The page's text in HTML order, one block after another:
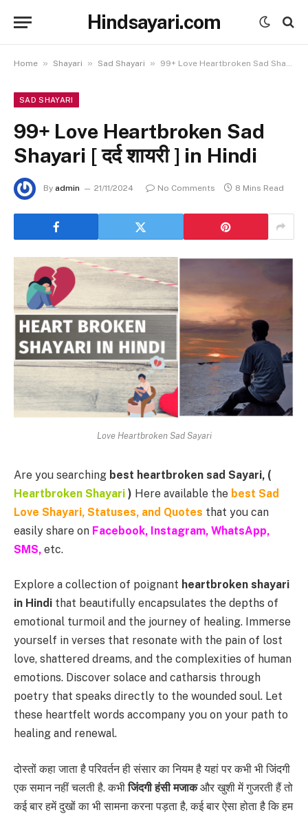
Hindsayari.com
Home » Shayari » Sad Shayari » 99+ Love Heartbroken Sad Shayari [ दर्द शायरी ] in Hindi
SAD SHAYARI
99+ Love Heartbroken Sad
Shayari [ दर्द शायरी ] in Hindi
By admin 21/11/2024 No Comments 8 Mins Read
Love Heartbroken Sad Sayari
Are you searching best heartbroken sad Sayari, (
Heartbroken Shayari ) Here available the best Sad
Love Shayari, Statuses, and Quotes that you can
easily share on Facebook, Instagram, WhatsApp,
SMS, etc.
Explore a collection of poignant heartbroken shayari
in Hindi that beautifully encapsulates the depths of
emotional turmoil and the journey of healing. Immerse
yourself in verses that resonate with the pain of lost
love, shattered dreams, and the complexities of human
emotions. Discover solace and catharsis through
poetry that speaks directly to the wounded soul. Let
these heartfelt words accompany you on your path to
healing and renewal.
दोस्तों कहा जाता है परिवर्तन ही संसार का नियम है यहां पर कभी भी जिंदगी
एक समान नहीं चलती है. कभीजिंदगी हंसी मजाकऔर खुशी में गुजरती हैं तो
कई बार हमें दुखों का भी सामना करना पड़ता है, कई बार ऐसा होता है कि हम